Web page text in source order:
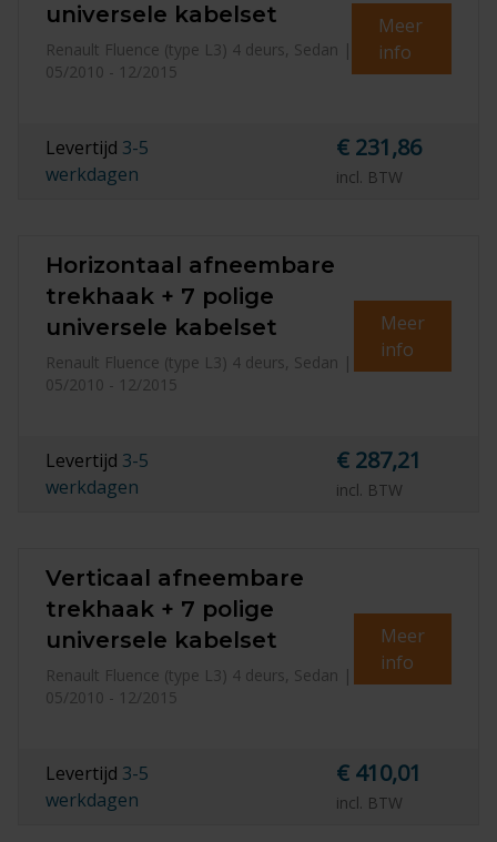
universele kabelset
Renault Fluence (type L3) 4 deurs, Sedan |
05/2010 - 12/2015
Meer
info
Levertijd 3-5
werkdagen
€ 231,86
incl. BTW
Horizontaal afneembare
trekhaak + 7 polige
universele kabelset
Renault Fluence (type L3) 4 deurs, Sedan |
05/2010 - 12/2015
Meer
info
Levertijd 3-5
werkdagen
€ 287,21
incl. BTW
Verticaal afneembare
trekhaak + 7 polige
universele kabelset
Renault Fluence (type L3) 4 deurs, Sedan |
05/2010 - 12/2015
Meer
info
Levertijd 3-5
werkdagen
€ 410,01
incl. BTW